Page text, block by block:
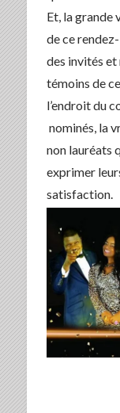
Et, la grande
de ce
des invités et
témoins de
l’endroit du
nominés, la
non lauréats
exprimer
satisfaction.